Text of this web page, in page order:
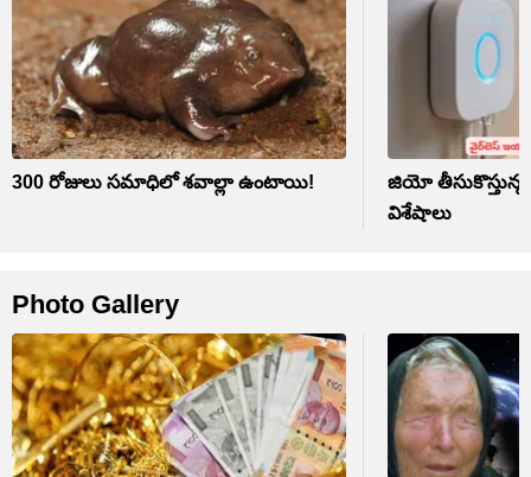
300 రోజులు సమాధిలో శవాల్లా ఉంటాయి!
జియో తీసుకొస్తున్న
విశేషాలు
Photo Gallery